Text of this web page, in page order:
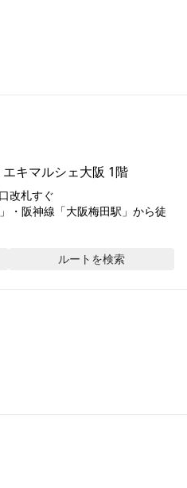
キマルシェ大阪 1階
改札すぐ
・阪神線「大阪梅田駅」から徒
ルートを検索